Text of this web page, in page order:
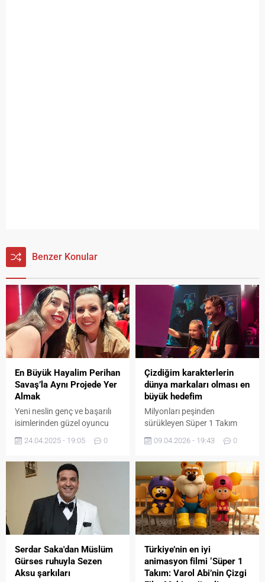
Benzer Konular
En Büyük Hayalim Perihan
Savaş’la Aynı Projede Yer
Almak
Yeni neslin genç ve başarılı
isimlerinden güzel oyuncu
istediği ünlü ismi açıkladı.
Kız” ve “Yüksek
Sosyete” başta olmak üzere
bir çok başarılı projelerde yer
alan Kader Yıldız en büyük
hayalinin, çocukluğundan
beri hayranı olduğu ve
isimli sinema filminin
galasında karşılaştığı
Perihan Savaş ile...
24.04.2025 - 19:05 0
Çizdiğim karakterlerin
dünya markaları olması en
büyük hedefim
Milyonları peşinden
sürükleyen Süper 1 Takım
1 Takım: Varol Abi’nin Çizgi
sinema salonlarında
gösterime girecek. Kendi
filminde Varol Abi’yi
canlandıran yapımcı ve ünlü
karikatürist Varol Yaşaroğlu
yıllarca çizdiği karakterlerin
yaşadığını belirtti. Varol
Yaşaroğlu “Bir gün ben de
var...
09.04.2026 - 19:43 0
Serdar Saka'dan Müslüm
Gürses ruhuyla Sezen
Aksu şarkıları
Türkiye’nin en iyi
animasyon filmi ‘Süper 1
Takım: Varol Abi’nin Çizgi